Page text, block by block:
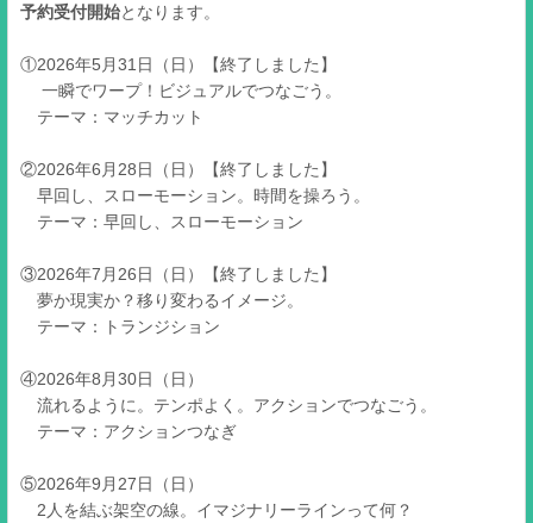
予約受付開始となります。
①2026年5月31日（日）【終了しました】
一瞬でワープ！ビジュアルでつなごう。
テーマ：マッチカット
②2026年6月28日（日）【終了しました】
早回し、スローモーション。時間を操ろう。
テーマ：早回し、スローモーション
③2026年7月26日（日）【終了しました】
夢か現実か？移り変わるイメージ。
テーマ：トランジション
④2026年8月30日（日）
流れるように。テンポよく。アクションでつなごう。
テーマ：アクションつなぎ
⑤2026年9月27日（日）
2人を結ぶ架空の線。イマジナリーラインって何？